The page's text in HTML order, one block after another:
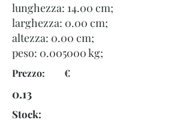
lunghezza: 14.00 cm;
larghezza: 0.00 cm;
altezza: 0.00 cm;
peso: 0.005000kg;
Prezzo: €
0.13
Stock: